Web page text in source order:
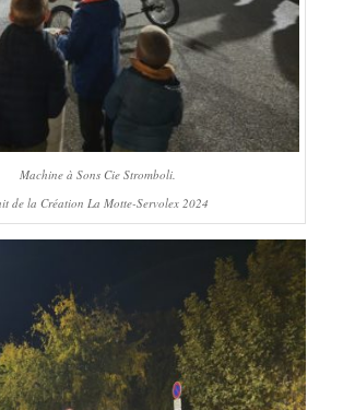
Machine à Sons Cie Stromboli.
de la Création La Motte-Servolex 2024